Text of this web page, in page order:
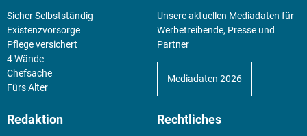
Sicher Selbstständig
Existenz­vorsorge
Pflege versichert
4 Wände
Chefsache
Fürs Alter
Unsere aktuellen Mediadaten für
Werbetreibende, Presse und
Partner
Mediadaten 2026
Redaktion Rechtliches